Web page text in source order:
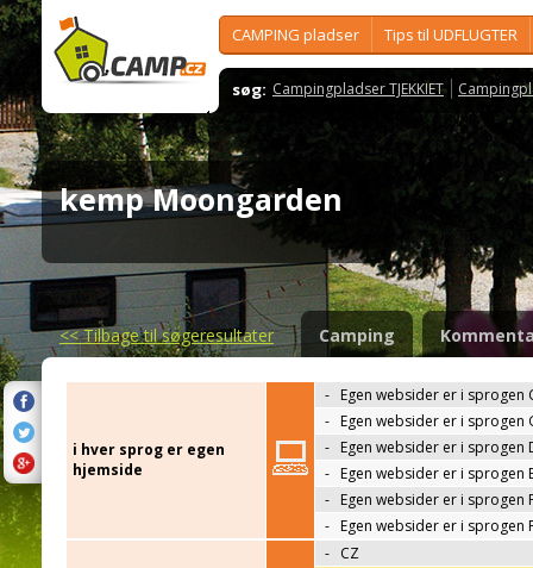
CAMPING pladser Tips til UDFLUGTER
søg: Campingpladser TJEKKIET
kemp Moongarden
<<Tilbage til søgeresultater Camping
i hver sprog er egen
hjemside
- Egen websider er i sprogen
- Egen websider er i sprogen
- Egen websider er i sprogen
- Egen websider er i sprogen
- Egen websider er i sprogen
- Egen websider er i sprogen
- CZ